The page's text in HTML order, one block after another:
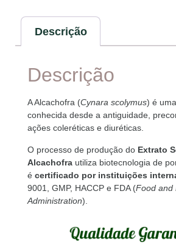
Descrição
Descrição
A Alcachofra (Cynara scolymus) é
conhecida desde a antiguidade,
ações coleréticas e diuréticas.
O processo de produção do Extrato
Alcachofra utiliza biotecnologia de
é certificado por instituições
9001, GMP, HACCP e FDA (Food and
Administration).